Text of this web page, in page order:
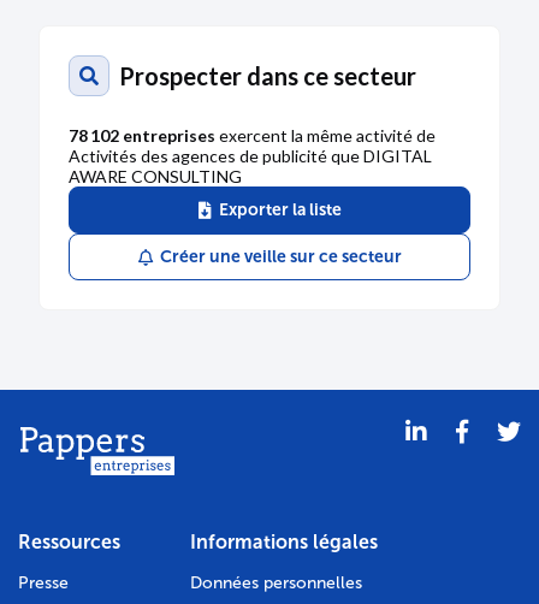
Prospecter dans ce secteur
78 102 entreprises exercent la même activité de
Activités des agences de publicité que DIGITAL
AWARE CONSULTING
Exporter la liste
Créer une veille sur ce secteur
Ressources
Presse
Informations légales
Données personnelles